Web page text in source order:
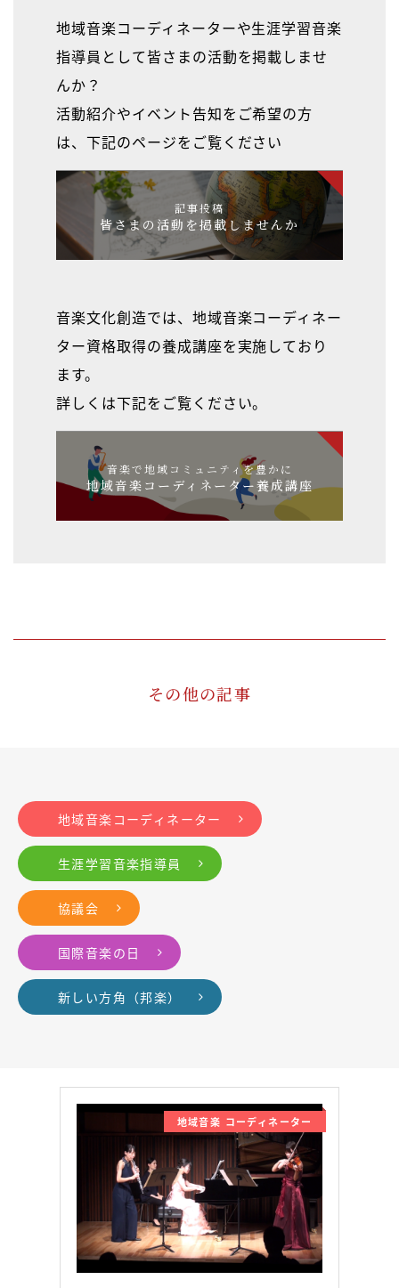
地域音楽コーディネーターや生涯学習音楽
指導員として皆さまの活動を掲載しませ
んか？
活動紹介やイベント告知をご希望の方
は、下記のページをご覧ください
記事投稿
皆さまの活動を掲載しませんか
音楽文化創造では、地域音楽コーディネー
ター資格取得の養成講座を実施しており
ます。
詳しくは下記をご覧ください。
音楽で地域コミュニティを豊かに
地域音楽コーディネーター養成講座
その他の記事
地域音楽コーディネーター
生涯学習音楽指導員
協議会
国際音楽の日
新しい方角（邦楽）
地域音楽 コーディネーター